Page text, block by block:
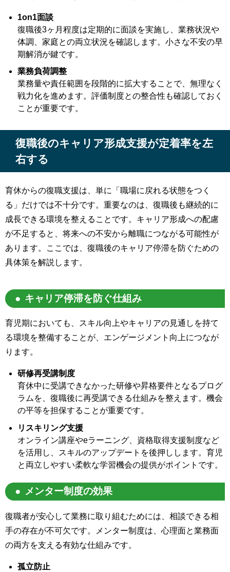
1on1面談
復職後3ヶ月程度は定期的に面談を実施し、業務状況や
体調、家庭との両立状況を確認します。小さな不安の早
期解消が鍵です。
業務負荷調整
業務量や責任範囲を段階的に拡大することで、無理なく
戦力化を進めます。評価制度との整合性も確認しておく
ことが重要です。
復職後のキャリア形成支援が定着率を左
右する
育休からの復職支援は、単に「職場に戻れる状態をつく
る」だけでは不十分です。重要なのは、復職後も継続的に
成長できる環境を整えることです。キャリア形成への配慮
が不足すると、将来への不安から離職につながる可能性が
あります。ここでは、復職後のキャリア停滞を防ぐための
具体策を解説します。
キャリア停滞を防ぐ仕組み
育児期においても、スキル向上やキャリアの見通しを持て
る環境を整備することが、エンゲージメント向上につなが
ります。
研修再受講制度
育休中に受講できなかった研修や昇格要件となるプログ
ラムを、復職後に再受講できる仕組みを整えます。機会
の平等を担保することが重要です。
リスキリング支援
オンライン講座やeラーニング、資格取得支援制度など
を活用し、スキルのアップデートを後押しします。育児
と両立しやすい柔軟な学習機会の提供がポイントです。
メンター制度の効果
復職者が安心して業務に取り組むためには、相談できる相
手の存在が不可欠です。メンター制度は、心理面と業務面
の両方を支える有効な仕組みです。
孤立防止